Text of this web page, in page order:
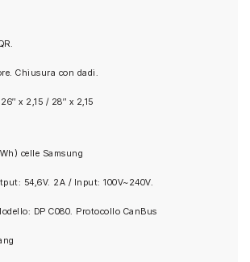
Chiusura con dadi.
x 2,15 / 28″ x 2,15
celle Samsung
54,6V. 2A / Input: 100V~240V.
DP C080. Protocollo CanBus